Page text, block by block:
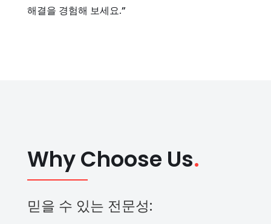
해결을 경험해 보세요.”
Why Choose Us.
믿을 수 있는 전문성: